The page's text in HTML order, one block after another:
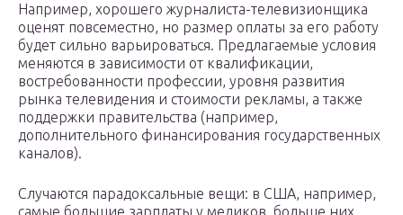
Например, хорошего журналиста-телевизионщика
оценят повсеместно, но размер оплаты за его работу
будет сильно варьироваться. Предлагаемые условия
меняются в зависимости от квалификации,
востребованности профессии, уровня развития
рынка телевидения и стоимости рекламы, а также
поддержки правительства (например,
дополнительного финансирования государственных
каналов).
Случаются парадоксальные вещи: в США, например,
самые большие зарплаты у медиков, больше них